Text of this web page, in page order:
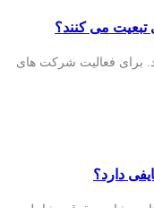
می کنند؟
برای فعالیت شرکت های
دارد؟